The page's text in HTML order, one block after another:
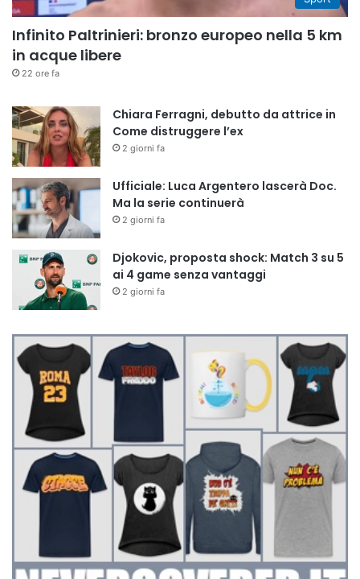
Infinito Paltrinieri: bronzo europeo nella 5 km
in acque libere
22 ore fa
Chiara Ferragni, debutto da attrice in
Come distruggere l’ex
2 giorni fa
Ufficiale: Luca Argentero lascerà Doc.
Ma la serie continuerà
2 giorni fa
Djokovic, proposta shock: Match 3 su 5
ai 4 game senza vantaggi
2 giorni fa